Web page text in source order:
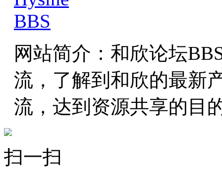
网站简介：和欣论坛
流，了解到和欣的最新
流，达到资源共享的目
扫一扫